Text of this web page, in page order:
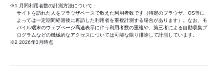
※1 月間利用者数の計測方法について：
サイトを訪れた人をブラウザベースで数えた利用者数です（特定のブラウザ、OS等に
よっては一定期間経過後に再訪した利用者を重複計測する場合があります）。なお、モ
バイル端末のウェブページ高速表示に伴う利用者数の重複や、第三者による自動収集プ
ログラムなどの機械的なアクセスについては可能な限り排除して計測しています。
※2 2026年3月時点